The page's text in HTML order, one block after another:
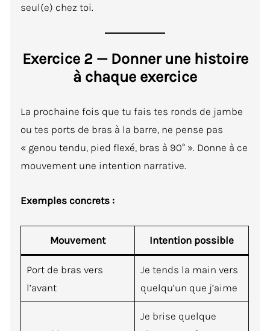
seul(e) chez toi.
Exercice 2 — Donner une histoire
à chaque exercice
La prochaine fois que tu fais tes ronds de jambe
ou tes ports de bras à la barre, ne pense pas
« genou tendu, pied flexé, bras à 90° ». Donne à ce
mouvement une intention narrative.
Exemples concrets :
Mouvement Intention possible
Port de bras vers
l’avant
Je tends la main vers
quelqu’un que j’aime
Je brise quelque